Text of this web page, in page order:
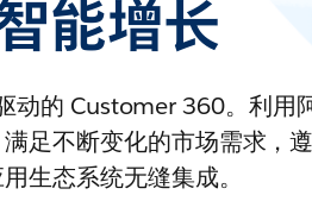
能增长
动的 Customer 360。利用
足不断变化的市场需求，
生态系统无缝集成。